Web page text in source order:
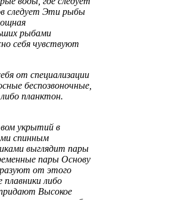
следует Эти рыбы
рыбами
себя чувствуют
от специализации
беспозвоночные,
либо планктон.
укрытий в
спинным
выглядит пары
пары Основу
от этого
плавники либо
Высокое